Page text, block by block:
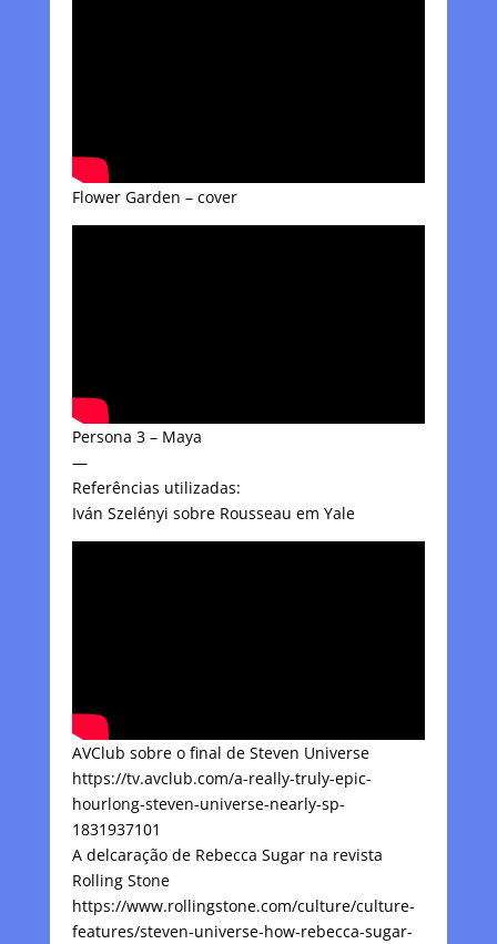
Flower Garden – cover
Persona 3 – Maya
—
Referências utilizadas:
Iván Szelényi sobre Rousseau em Yale
AVClub sobre o final de Steven Universe
https://tv.avclub.com/a-really-truly-epic-
hourlong-steven-universe-nearly-sp-
1831937101
A delcaração de Rebecca Sugar na revista
Rolling Stone
https://www.rollingstone.com/culture/culture-
features/steven-universe-how-rebecca-sugar-